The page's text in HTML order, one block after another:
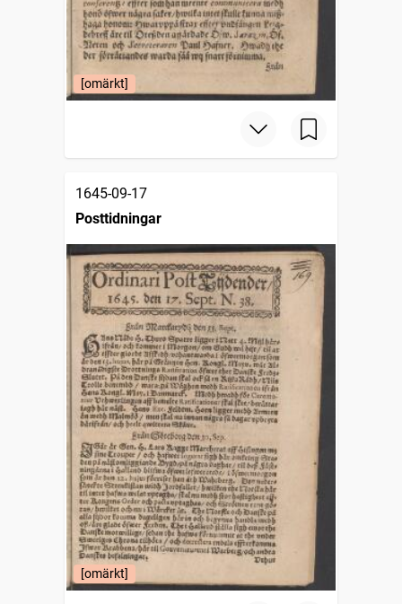
[omärkt]
1645-09-17
Posttidningar
[omärkt]